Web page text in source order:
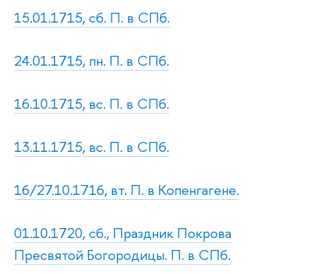
15.01.1715, сб. П. в СПб.
24.01.1715, пн. П. в СПб.
16.10.1715, вс. П. в СПб.
13.11.1715, вс. П. в СПб.
16/27.10.1716, вт. П. в Копенгагене.
01.10.1720, сб., Праздник Покрова
Пресвятой Богородицы. П. в СПб.